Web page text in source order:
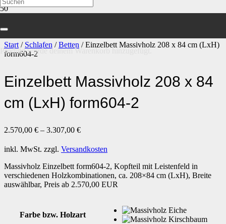
Produktwurde deinem Warenkorb hinzugefügt.
Start / Schlafen /Betten / Einzelbett Massivholz 208 x 84 cm (LxH)
form604-2
Einzelbett Massivholz 208 x 84
cm (LxH) form604-2
2.570,00 € – 3.307,00 €
inkl. MwSt. zzgl. Versandkosten
Massivholz Einzelbett form604-2, Kopfteil mit Leistenfeld in
verschiedenen Holzkombinationen, ca. 208×84 cm (LxH), Breite
auswählbar, Preis ab 2.570,00 EUR
Farbe bzw. Holzart